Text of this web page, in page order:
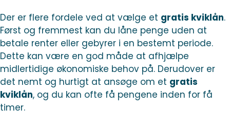
Der er flere fordele ved at vælge et gratis kviklån.
Først og fremmest kan du låne penge uden at
betale renter eller gebyrer i en bestemt periode.
Dette kan være en god måde at afhjælpe
midlertidige økonomiske behov på. Derudover er
det nemt og hurtigt at ansøge om et gratis
kviklån, og du kan ofte få pengene inden for få
timer.